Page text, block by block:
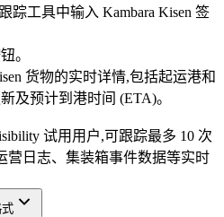
踪工具中输入 Kambara Kisen 签
。
货物的实时详情,包括起运港和
及预计到港时间 (ETA)。
试用用户,可跟踪最多 10 次
营日志、集装箱事件数据等实时